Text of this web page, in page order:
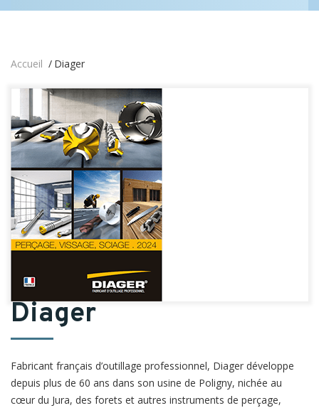
Accueil Diager
Diager
Fabricant français d’outillage professionnel, Diager développe
depuis plus de 60 ans dans son usine de Poligny, nichée au
cœur du Jura, des forets et autres instruments de perçage,